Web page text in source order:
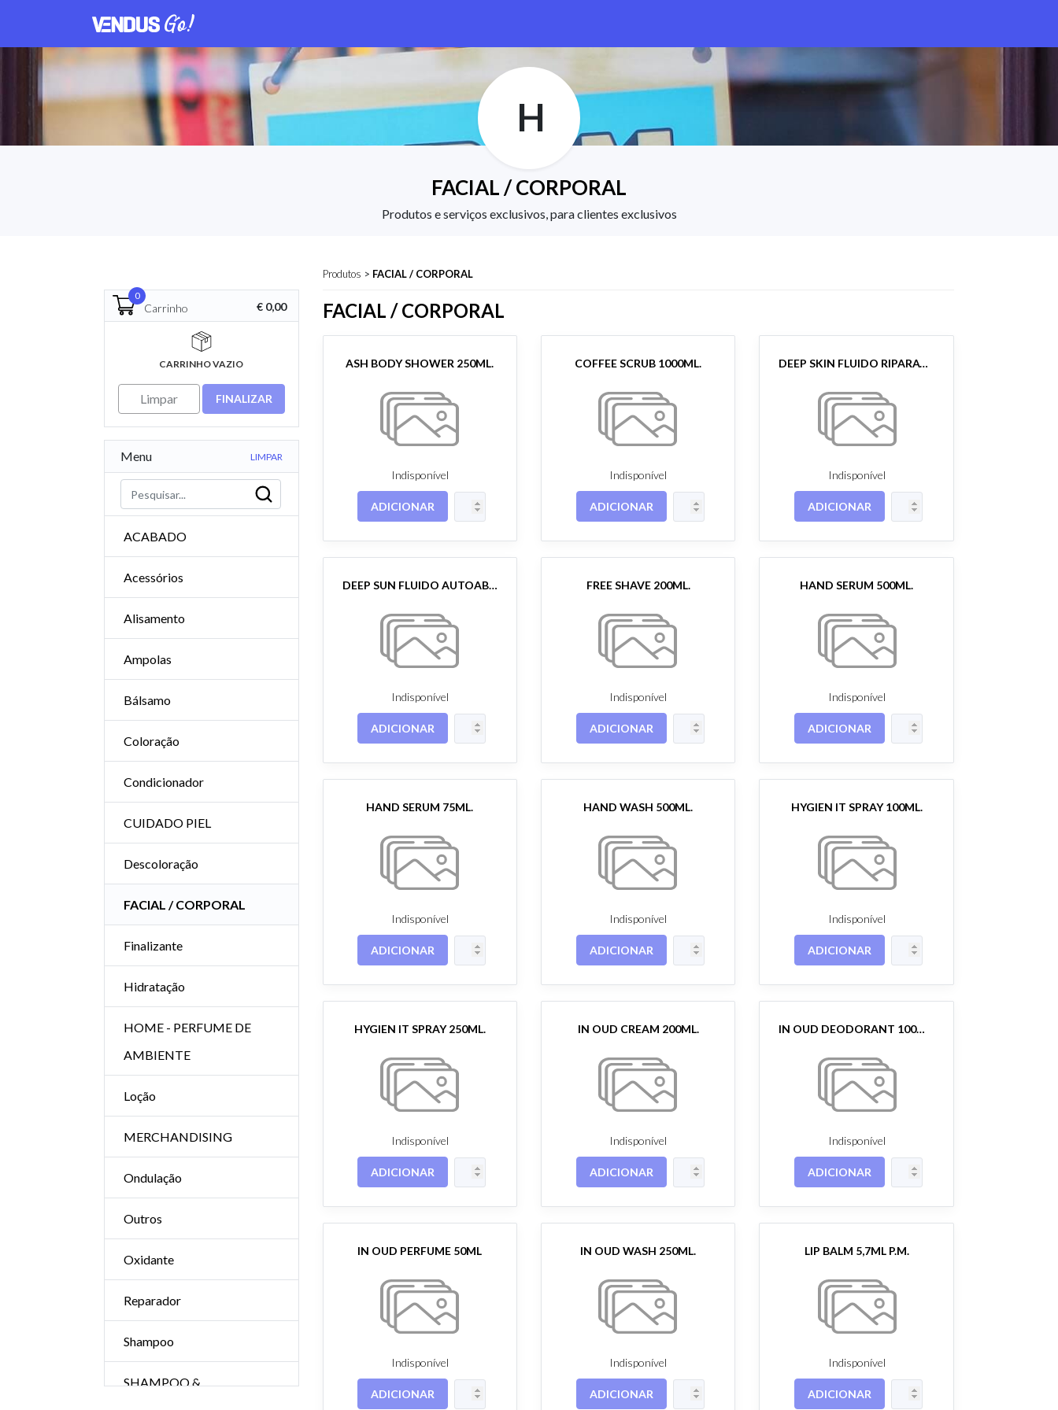
H
FACIAL / CORPORAL
Produtos e serviços exclusivos, para clientes exclusivos
Produtos > FACIAL / CORPORAL
0
Carrinho € 0,00
CARRINHO VAZIO
Limpar FINALIZAR
Menu LIMPAR
ACABADO
Acessórios
Alisamento
Ampolas
Bálsamo
Coloração
Condicionador
CUIDADO PIEL
Descoloração
FACIAL / CORPORAL
Finalizante
Hidratação
HOME - PERFUME DE
AMBIENTE
Loção
MERCHANDISING
Ondulação
Outros
Oxidante
Reparador
Shampoo
SHAMPOO &
FACIAL / CORPORAL
ASH BODY SHOWER 250ML.
Indisponível
ADICIONAR
COFFEE SCRUB 1000ML.
Indisponível
ADICIONAR
DEEP SKIN FLUIDO RIPARATORE 30ML.
Indisponível
ADICIONAR
DEEP SUN FLUIDO AUTOABROZANTE 30ML.
Indisponível
ADICIONAR
FREE SHAVE 200ML.
Indisponível
ADICIONAR
HAND SERUM 500ML.
Indisponível
ADICIONAR
HAND SERUM 75ML.
Indisponível
ADICIONAR
HAND WASH 500ML.
Indisponível
ADICIONAR
HYGIEN IT SPRAY 100ML.
Indisponível
ADICIONAR
HYGIEN IT SPRAY 250ML.
Indisponível
ADICIONAR
IN OUD CREAM 200ML.
Indisponível
ADICIONAR
IN OUD DEODORANT 100ML.
Indisponível
ADICIONAR
IN OUD PERFUME 50ML
Indisponível
ADICIONAR
IN OUD WASH 250ML.
Indisponível
ADICIONAR
LIP BALM 5,7ML P.M.
Indisponível
ADICIONAR